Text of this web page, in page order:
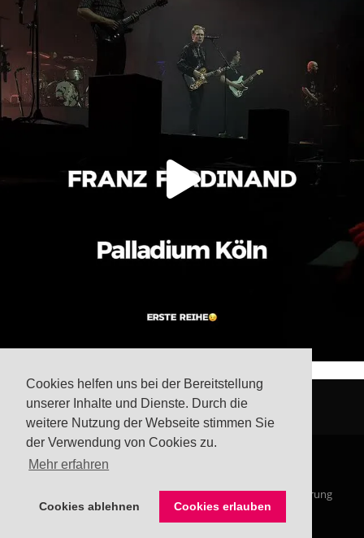
Cookies helfen uns bei der Bereitstellung
unserer Inhalte und Dienste. Durch die
weitere Nutzung der Webseite stimmen Sie
der Verwendung von Cookies zu.
Mehr erfahren
Cookies ablehnen Cookies erlauben
Impressum Datenschutzerklärung